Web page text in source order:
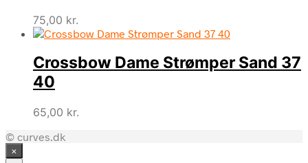
75,00 kr.
Crossbow Dame Strømper Sand 37
40
65,00 kr.
© curves.dk
×